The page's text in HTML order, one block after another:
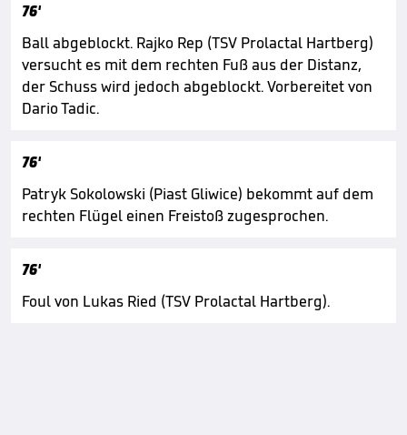
76'
Ball abgeblockt. Rajko Rep (TSV Prolactal Hartberg)
versucht es mit dem rechten Fuß aus der Distanz,
der Schuss wird jedoch abgeblockt. Vorbereitet von
Dario Tadic.
76'
Patryk Sokolowski (Piast Gliwice) bekommt auf dem
rechten Flügel einen Freistoß zugesprochen.
76'
Foul von Lukas Ried (TSV Prolactal Hartberg).